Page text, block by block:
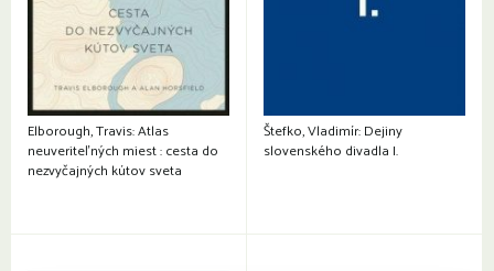
Elborough, Travis: Atlas
neuveriteľných miest : cesta do
nezvyčajných kútov sveta
Štefko, Vladimír: Dejiny
slovenského divadla I.